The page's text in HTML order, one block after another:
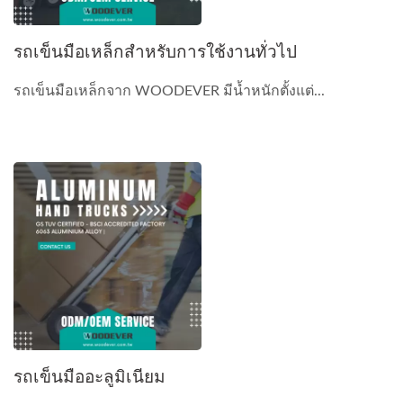
รถเข็นมือเหล็กสำหรับการใช้งานทั่วไป
รถเข็นมือเหล็กจาก WOODEVER มีน้ำหนักตั้งแต่...
รถเข็นมืออะลูมิเนียม